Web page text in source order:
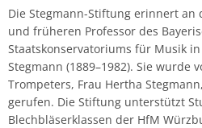
Die Stegmann-Stiftung erinnert an
und früheren Professor des
Staatskonservatoriums für Musik
Stegmann (1889–1982). Sie wurde
Trompeters, Frau Hertha
gerufen. Die Stiftung unterstützt
Blechbläserklassen der HfM